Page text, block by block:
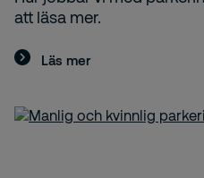
att läsa mer.
Läs mer